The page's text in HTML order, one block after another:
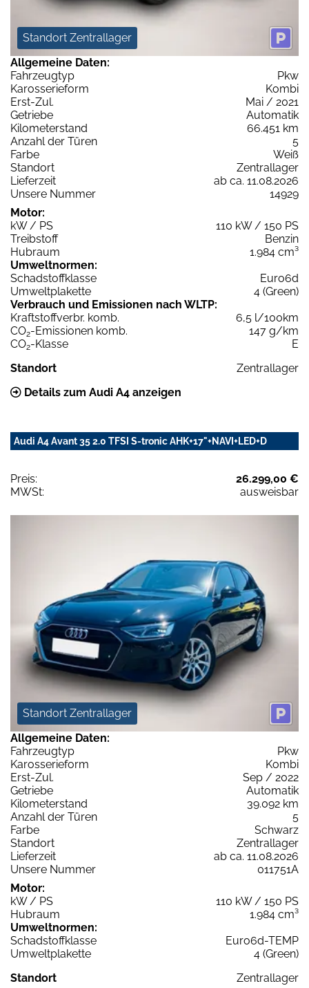
Standort Zentrallager
Allgemeine Daten:
Fahrzeugtyp
Pkw
Karosserieform
Kombi
Erst-Zul.
Mai / 2021
Getriebe
Automatik
Kilometerstand
66.451 km
Anzahl der Türen
5
Farbe
Weiß
Standort
Zentrallager
Lieferzeit
ab ca. 11.08.2026
Unsere Nummer
14929
Motor:
kW / PS
110 kW / 150 PS
Treibstoff
Benzin
Hubraum
1.984 cm³
Umweltnormen:
Schadstoffklasse
Euro6d
Umweltplakette
4 (Green)
Verbrauch und Emissionen nach WLTP:
Kraftstoffverbr. komb.
6,5 l/100km
CO2-Emissionen komb.
147 g/km
CO2-Klasse
E
Standort
Zentrallager
Details zum Audi A4 anzeigen
Audi A4 Avant 35 2.0 TFSI S-tronic AHK+17"+NAVI+LED+D
Preis:
26.299,00 €
MWSt:
ausweisbar
Standort Zentrallager
Allgemeine Daten:
Fahrzeugtyp
Pkw
Karosserieform
Kombi
Erst-Zul.
Sep / 2022
Getriebe
Automatik
Kilometerstand
39.092 km
Anzahl der Türen
5
Farbe
Schwarz
Standort
Zentrallager
Lieferzeit
ab ca. 11.08.2026
Unsere Nummer
011751A
Motor:
kW / PS
110 kW / 150 PS
Hubraum
1.984 cm³
Umweltnormen:
Schadstoffklasse
Euro6d-TEMP
Umweltplakette
4 (Green)
Standort
Zentrallager